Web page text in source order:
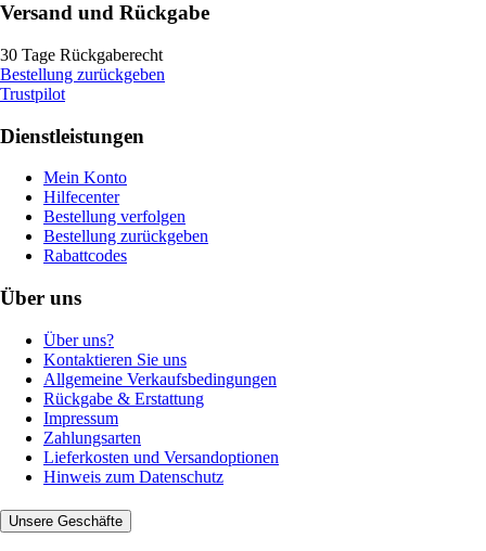
Versand und Rückgabe
30 Tage Rückgaberecht
Bestellung zurückgeben
Trustpilot
Dienstleistungen
Mein Konto
Hilfecenter
Bestellung verfolgen
Bestellung zurückgeben
Rabattcodes
Über uns
Über uns?
Kontaktieren Sie uns
Allgemeine Verkaufsbedingungen
Rückgabe & Erstattung
Impressum
Zahlungsarten
Lieferkosten und Versandoptionen
Hinweis zum Datenschutz
Unsere Geschäfte